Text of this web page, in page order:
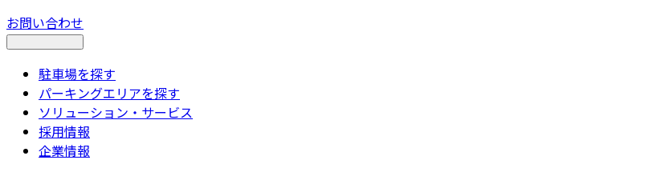
お問い合わせ
駐車場を探す
パーキングエリアを探す
ソリューション・サービス
採用情報
企業情報